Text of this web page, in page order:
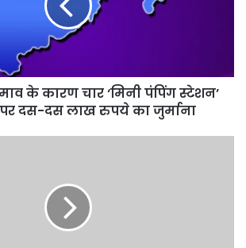
के कारण चार ‘मिनी पंपिंग स्टेशन’
दस-दस लाख रुपये का जुर्माना